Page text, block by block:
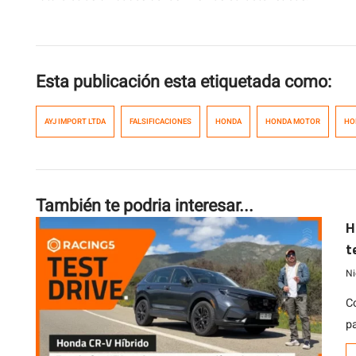
Esta publicación esta etiquetada como:
AYJ IMPORT LTDA FALSIFICACIONES HONDA HONDA MOTOR
También te podria interesar...